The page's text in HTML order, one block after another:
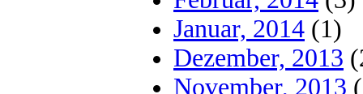
Januar, 2014 (1)
Dezember, 2013
November, 2013